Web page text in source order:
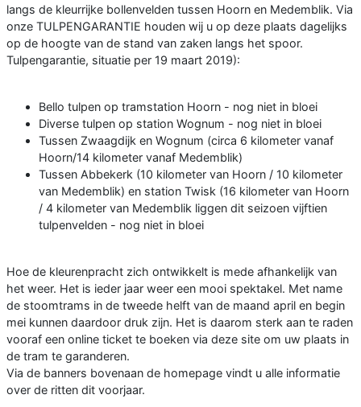
langs de kleurrijke bollenvelden tussen Hoorn en Medemblik. Via
onze TULPENGARANTIE houden wij u op deze plaats dagelijks
op de hoogte van de stand van zaken langs het spoor.
Tulpengarantie, situatie per 19 maart 2019):
Bello tulpen op tramstation Hoorn - nog niet in bloei
Diverse tulpen op station Wognum - nog niet in bloei
Tussen Zwaagdijk en Wognum (circa 6 kilometer vanaf
Hoorn/14 kilometer vanaf Medemblik)
Tussen Abbekerk (10 kilometer van Hoorn / 10 kilometer
van Medemblik) en station Twisk (16 kilometer van Hoorn
/ 4 kilometer van Medemblik liggen dit seizoen vijftien
tulpenvelden - nog niet in bloei
Hoe de kleurenpracht zich ontwikkelt is mede afhankelijk van
het weer. Het is ieder jaar weer een mooi spektakel. Met name
de stoomtrams in de tweede helft van de maand april en begin
mei kunnen daardoor druk zijn. Het is daarom sterk aan te raden
vooraf een online ticket te boeken via deze site om uw plaats in
de tram te garanderen.
Via de banners bovenaan de homepage vindt u alle informatie
over de ritten dit voorjaar.